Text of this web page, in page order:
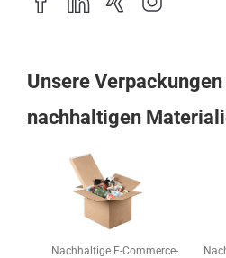
Unsere
nachhaltigen
Nachhaltige E-Commerce-